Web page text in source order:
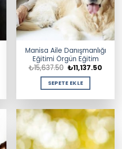
Manisa Aile Danışmanlığı
Eğitimi Örgün Eğitim
₺15,637.50 Orijinal
fiyat:
₺15,637.50.
₺11,137.50
SEPETE EKLE